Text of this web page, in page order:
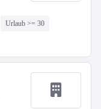
Urlaub >= 30